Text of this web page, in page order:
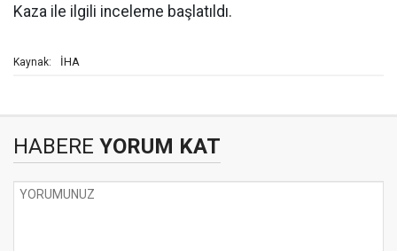
Kaza ile ilgili inceleme başlatıldı.
Kaynak: İHA
HABERE YORUM KAT